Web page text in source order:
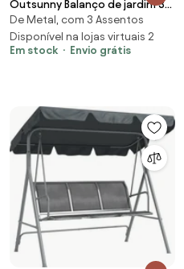
Outsunny Balanço de jardim 3
lugares com toldo inclinação
ajustável colchão fornecido
dim. 205L x 130l x 175H cm cinza
De Metal, com 3 Assentos
Disponível na lojas virtuais 2
Em stock
Envio grátis